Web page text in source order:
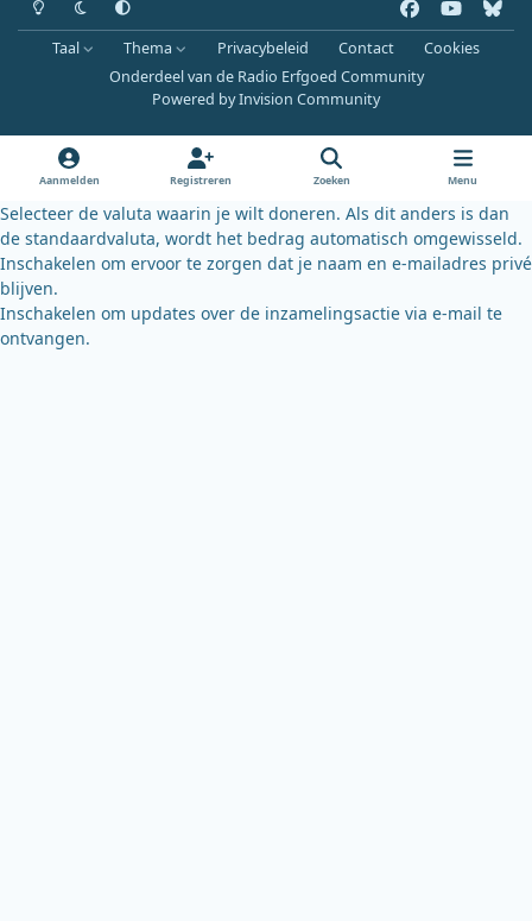
a
c
e
k
o
u
l
u
k
y
Taal Thema Privacybeleid Contact
Cookies
Onderdeel van de Radio Erfgoed Community
Powered byInvision Community
Aanmelden Registreren Zoeken Menu
Selecteer de valuta waarin je wilt doneren. Als dit anders is dan
de standaardvaluta, wordt het bedrag automatisch omgewisseld.
Inschakelen om ervoor te zorgen dat je naam en e-mailadres privé
blijven.
Inschakelen om updates over de inzamelingsactie via e-mail te
ontvangen.